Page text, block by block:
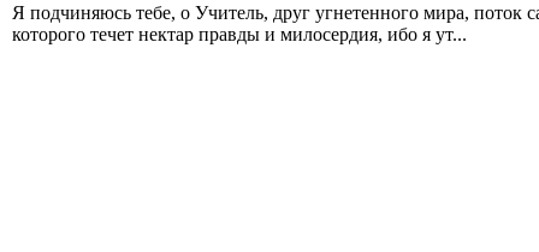
Я подчиняюсь тебе, о Учитель, друг угнетенного мира,
которого течет нектар правды и милосердия, ибо я ут...